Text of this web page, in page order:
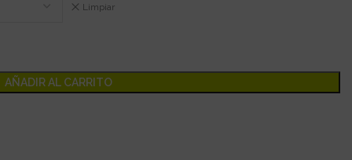
Limpiar
AÑADIR AL CARRITO